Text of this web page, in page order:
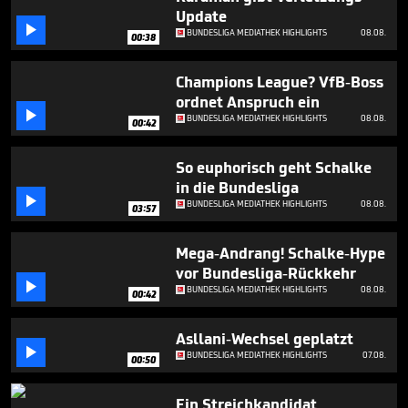
seconds
 00:38
Update
BUNDESLIGA MEDIATHEK HIGHLIGHTS 08.08.
 00:42
Champions League? VfB-Boss
ordnet Anspruch ein
BUNDESLIGA MEDIATHEK HIGHLIGHTS 08.08.
 03:57
So euphorisch geht Schalke
in die Bundesliga
BUNDESLIGA MEDIATHEK HIGHLIGHTS 08.08.
 00:42
Mega-Andrang! Schalke-Hype
vor Bundesliga-Rückkehr
BUNDESLIGA MEDIATHEK HIGHLIGHTS 08.08.
 00:50
Asllani-Wechsel geplatzt
BUNDESLIGA MEDIATHEK HIGHLIGHTS 07.08.